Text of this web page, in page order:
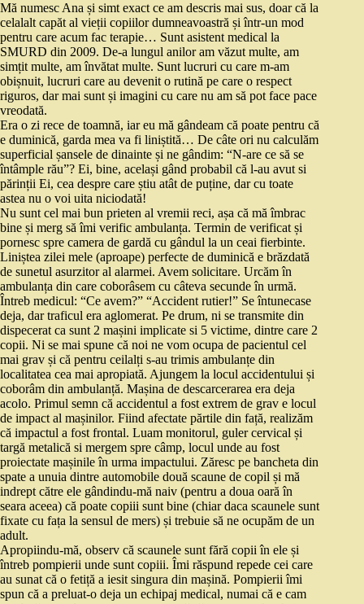
Mă numesc Ana și simt exact ce am descris mai sus, doar că la
celalalt capăt al vieții copiilor dumneavoastră și într-un mod
pentru care acum fac terapie… Sunt asistent medical la
SMURD din 2009. De-a lungul anilor am văzut multe, am
simțit multe, am învătat multe. Sunt lucruri cu care m-am
obișnuit, lucruri care au devenit o rutină pe care o respect
riguros, dar mai sunt și imagini cu care nu am să pot face pace
vreodată.
Era o zi rece de toamnă, iar eu mă gândeam că poate pentru că
e duminică, garda mea va fi liniștită… De câte ori nu calculăm
superficial șansele de dinainte și ne gândim: “N-are ce să se
întâmple rău”? Ei, bine, același gând probabil că l-au avut si
părinții Ei, cea despre care știu atât de puține, dar cu toate
astea nu o voi uita niciodată!
Nu sunt cel mai bun prieten al vremii reci, așa că mă îmbrac
bine și merg să îmi verific ambulanța. Termin de verificat și
pornesc spre camera de gardă cu gândul la un ceai fierbinte.
Liniștea zilei mele (aproape) perfecte de duminică e brăzdată
de sunetul asurzitor al alarmei. Avem solicitare. Urcăm în
ambulanța din care coborâsem cu câteva secunde în urmă.
Întreb medicul: “Ce avem?” “Accident rutier!” Se întunecase
deja, dar traficul era aglomerat. Pe drum, ni se transmite din
dispecerat ca sunt 2 mașini implicate si 5 victime, dintre care 2
copii. Ni se mai spune că noi ne vom ocupa de pacientul cel
mai grav și că pentru ceilalți s-au trimis ambulanțe din
localitatea cea mai apropiată. Ajungem la locul accidentului și
coborâm din ambulanță. Mașina de descarcerarea era deja
acolo. Primul semn că accidentul a fost extrem de grav e locul
de impact al mașinilor. Fiind afectate părtile din față, realizăm
că impactul a fost frontal. Luam monitorul, guler cervical și
targă metalică si mergem spre câmp, locul unde au fost
proiectate mașinile în urma impactului. Zăresc pe bancheta din
spate a unuia dintre automobile două scaune de copil și mă
indrept către ele gândindu-mă naiv (pentru a doua oară în
seara aceea) că poate copiii sunt bine (chiar daca scaunele sunt
fixate cu fața la sensul de mers) și trebuie să ne ocupăm de un
adult.
Apropiindu-mă, observ că scaunele sunt fără copii în ele și
întreb pompierii unde sunt copiii. Îmi răspund repede cei care
au sunat că o fetiță a iesit singura din mașină. Pompierii îmi
spun că a preluat-o deja un echipaj medical, numai că e cam